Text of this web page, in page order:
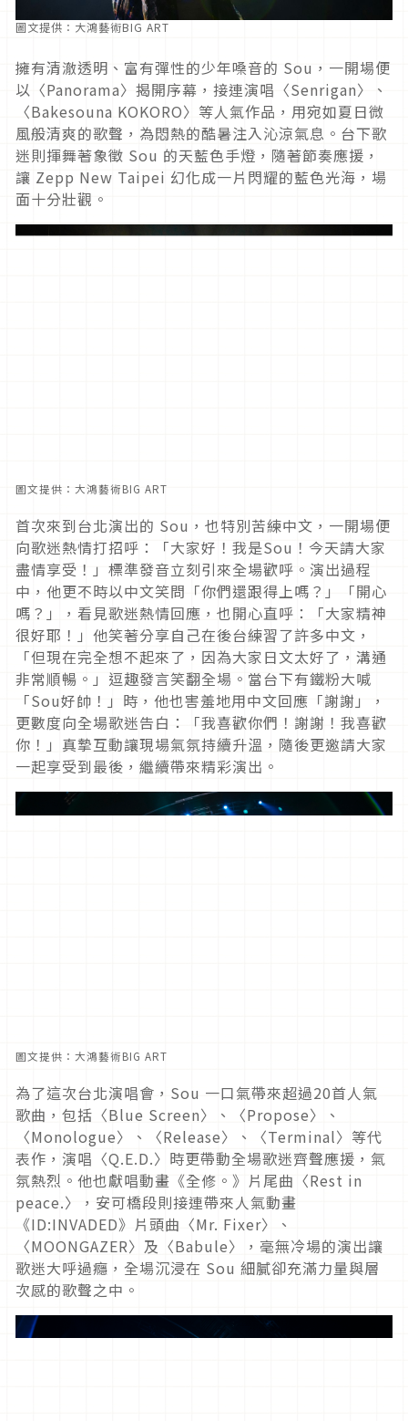
圖文提供：大鴻藝術BIG ART
擁有清澈透明、富有彈性的少年嗓音的 Sou，一開場便
以〈Panorama〉揭開序幕，接連演唱〈Senrigan〉、
〈Bakesouna KOKORO〉等人氣作品，用宛如夏日微
風般清爽的歌聲，為悶熱的酷暑注入沁涼氣息。台下歌
迷則揮舞著象徵 Sou 的天藍色手燈，隨著節奏應援，
讓 Zepp New Taipei 幻化成一片閃耀的藍色光海，場
面十分壯觀。
圖文提供：大鴻藝術BIG ART
首次來到台北演出的 Sou，也特別苦練中文，一開場便
向歌迷熱情打招呼：「大家好！我是Sou！今天請大家
盡情享受！」標準發音立刻引來全場歡呼。演出過程
中，他更不時以中文笑問「你們還跟得上嗎？」「開心
嗎？」，看見歌迷熱情回應，也開心直呼：「大家精神
很好耶！」他笑著分享自己在後台練習了許多中文，
「但現在完全想不起來了，因為大家日文太好了，溝通
非常順暢。」逗趣發言笑翻全場。當台下有鐵粉大喊
「Sou好帥！」時，他也害羞地用中文回應「謝謝」，
更數度向全場歌迷告白：「我喜歡你們！謝謝！我喜歡
你！」真摯互動讓現場氣氛持續升溫，隨後更邀請大家
一起享受到最後，繼續帶來精彩演出。
圖文提供：大鴻藝術BIG ART
為了這次台北演唱會，Sou 一口氣帶來超過20首人氣
歌曲，包括〈Blue Screen〉、〈Propose〉、
〈Monologue〉、〈Release〉、〈Terminal〉等代
表作，演唱〈Q.E.D.〉時更帶動全場歌迷齊聲應援，氣
氛熱烈。他也獻唱動畫《全修。》片尾曲〈Rest in
peace.〉，安可橋段則接連帶來人氣動畫
《ID:INVADED》片頭曲〈Mr. Fixer〉、
〈MOONGAZER〉及〈Babule〉，毫無冷場的演出讓
歌迷大呼過癮，全場沉浸在 Sou 細膩卻充滿力量與層
次感的歌聲之中。